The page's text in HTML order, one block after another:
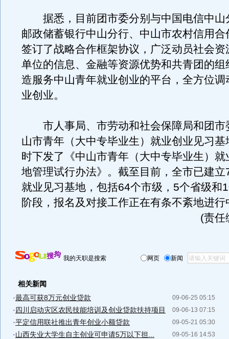
据悉，目前团市委分别与中国电信中山
邮政储蓄银行中山分行、中山市农村信用合
签订了战略合作框架协议，广泛动员社会资
单位的信息、金融等资源优势和共青团的组
造服务中山青年就业创业的平台，全方位调
业创业。
市人事局、市劳动和社会保障局和团市
山市青年（大中专毕业生）就业创业见习基
时下发了《中山市青年（大中专毕业生）就
地管理试行办法》。截至目前，全市已建
就业见习基地，包括64个市级，5个省级和
阶段，报名及对接工作正在有条不紊地进行
(责任
我的天职是搜索 网页 新闻
相关新闻
09-06-25 05:15
·最高可获8万元创业贷款
09-06-13 07:15
·四川启动灾区农民技能培训及创业贷款扶持项目
09-05-21 05:30
·平定信用联社推出青年创业小额贷款
09-05-16 14:53
·山西失业大学生自主创业可申请5万以下担...